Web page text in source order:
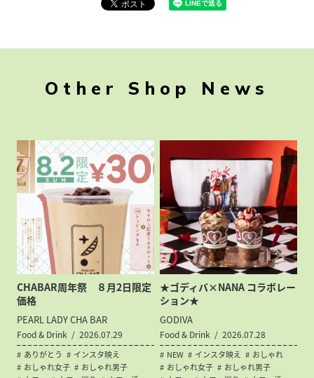
Other Shop News
CHABAR周年祭 ８月2日限定
価格
PEARL LADY CHA BAR
Food & Drink 2026.07.29
ありがとう
インスタ映え
おしゃれ女子
おしゃれ男子
★ゴディバ×NANA コラボレー
ション★
GODIVA
Food & Drink 2026.07.28
NEW インスタ映え
おしゃれ
おしゃれ女子
おしゃれ男子